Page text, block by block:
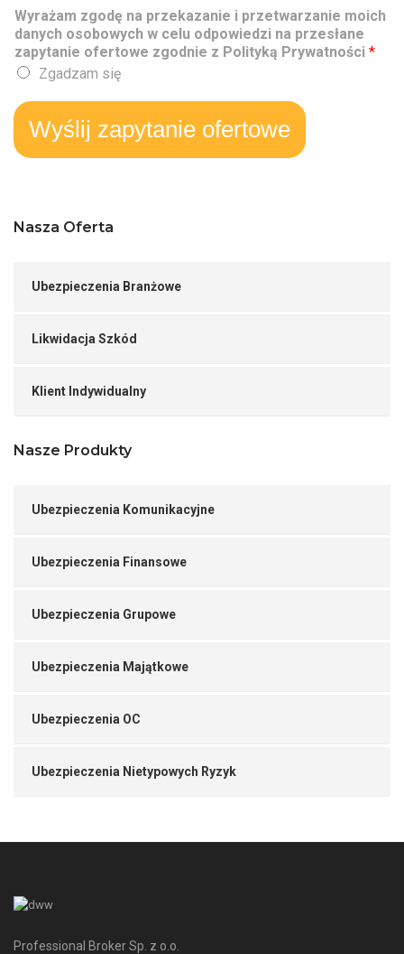
Wyrażam zgodę na przekazanie i przetwarzanie moich
danych osobowych w celu odpowiedzi na przesłane
zapytanie ofertowe zgodnie z Polityką Prywatności *
Zgadzam się
Wyślij zapytanie ofertowe
Nasza Oferta
Ubezpieczenia Branżowe
Likwidacja Szkód
Klient Indywidualny
Nasze Produkty
Ubezpieczenia Komunikacyjne
Ubezpieczenia Finansowe
Ubezpieczenia Grupowe
Ubezpieczenia Majątkowe
Ubezpieczenia OC
Ubezpieczenia Nietypowych Ryzyk
Professional Broker Sp. z o.o.